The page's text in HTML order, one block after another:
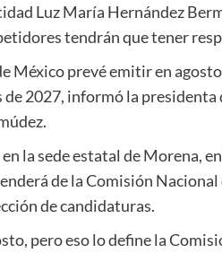
Luz María Hernández
tendrán que tener
México prevé emitir en
de 2027, informó la
la sede estatal de Morena,
de la Comisión
de candidaturas.
pero eso lo define la